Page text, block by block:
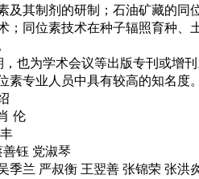
及其制剂的研制；石油矿藏的同
；同位素技术在种子辐照育种、
也为学术会议等出版专刊或增
素专业人员中具有较高的知名度。
伦
钰 党淑琴
季兰 严叔衡 王翌善 张锦荣 张洪